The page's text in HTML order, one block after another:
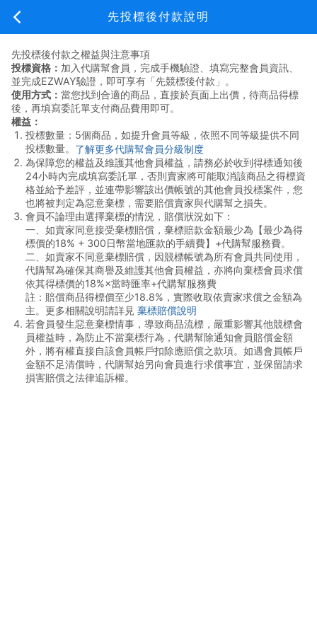
新手上路
新手上路 費用說明 常見問題 關於我們
日本代標/代購常見問題
美國代購常見問題
商品棄標與退貨
問與答服務說明
問與答與議價規則
日本賣家發貨寄送
日本直送到家注意事項
商品包裝的材積調整與處理
查詢支援的可寄送國家(地區)
先投標後付款說明
先投標後付款之權益與注意事項
投標資格： 加入代購幫會員，完成手機驗證、填寫完整會員資訊、
並完成EZWAY驗證，即可享有「先競標後付款」。
使用方式： 當您找到合適的商品，直接於頁面上出價，待商品得標
後，再填寫委託單支付商品費用即可。
權益：
投標數量：5個商品，如提升會員等級，依照不同等級提供不同
投標數量。 了解更多代購幫會員分級制度
為保障您的權益及維護其他會員權益，請務必於收到得標通知後
24小時內完成填寫委託單，否則賣家將可能取消該商品之得標資
格並給予差評，並連帶影響該出價帳號的其他會員投標案件，您
也將被判定為惡意棄標，需要賠償賣家與代購幫之損失。
會員不論理由選擇棄標的情況，賠償狀況如下：
一、如賣家同意接受棄標賠償，棄標賠款金額最少為【最少為得
標價的18% + 300日幣當地匯款的手續費】+代購幫服務費。
二、如賣家不同意棄標賠償，因競標帳號為所有會員共同使用，
代購幫為確保其商譽及維護其他會員權益，亦將向棄標會員求償
依其得標價的18%×當時匯率+代購幫服務費
註：賠償商品得標價至少18.8%，實際收取依賣家求償之金額為
主。更多相關說明請詳見 棄標賠償說明
若會員發生惡意棄標情事，導致商品流標，嚴重影響其他競標會
員權益時，為防止不當棄標行為，代購幫除通知會員賠償金額
外，將有權直接自該會員帳戶扣除應賠償之款項。如遇會員帳戶
金額不足清償時，代購幫始另向會員進行求償事宜，並保留請求
損害賠償之法律追訴權。